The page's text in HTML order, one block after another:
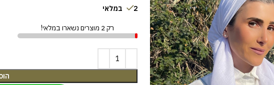
2 במלאי
רק 2 מוצרים נשארו במלאי!